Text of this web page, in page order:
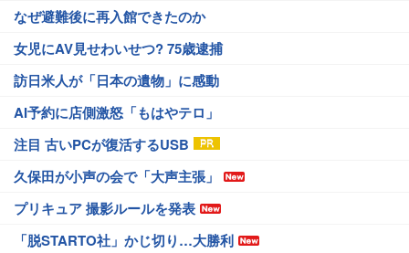
なぜ避難後に再入館できたのか
女児にAV見せわいせつ? 75歳逮捕
訪日米人が「日本の遺物」に感動
AI予約に店側激怒「もはやテロ」
注目 古いPCが復活するUSB
久保田が小声の会で「大声主張」
プリキュア 撮影ルールを発表
「脱STARTO社」かじ切り…大勝利